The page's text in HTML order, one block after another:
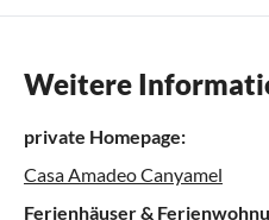
Weitere
private Homepage:
Casa Amadeo Canyamel
Ferienhäuser &